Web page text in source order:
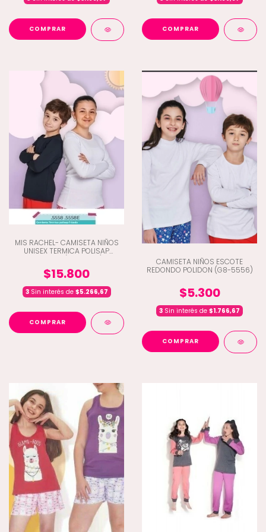
COMPRAR COMPRAR
MIS RACHEL- CAMISETA NIÑOS
UNISEX TERMICA POLISAP
$15.800
3Sin interés de $5.266,67
COMPRAR
CAMISETA NIÑOS ESCOTE
REDONDO POLIDON (G8-5556)
$5.300
3 Sin interés de $1.766,67
COMPRAR